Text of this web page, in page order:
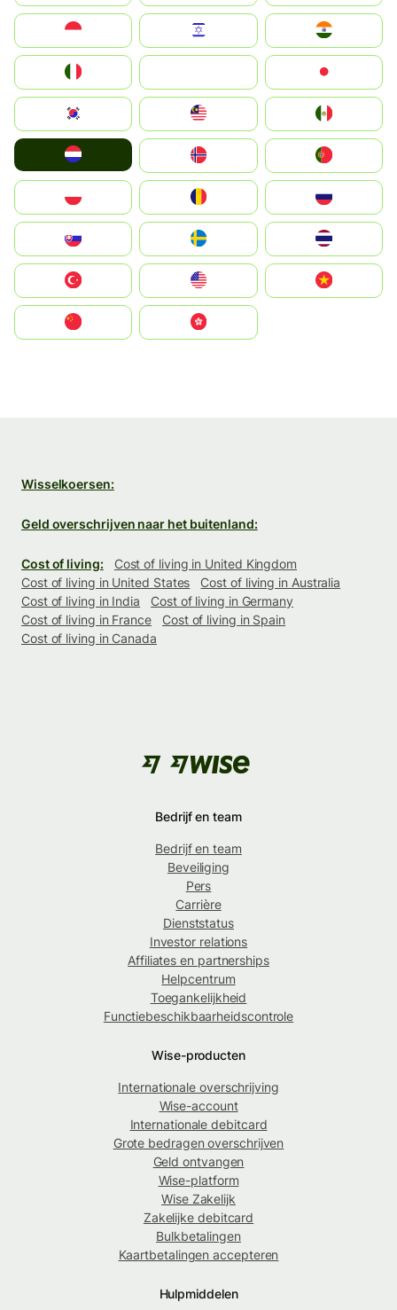
South Korea
United States
中國香港特別行政區
Wisselkoersen:
Geld overschrijven naar het buitenland:
Cost of living:
Cost of living in United Kingdom
Cost of living in United States
Cost of living in Australia
Cost of living in India
Cost of living in Germany
Cost of living in France
Cost of living in Spain
Cost of living in Canada
Bedrijf en team
Bedrijf en team
Beveiliging
Pers
Carrière
Dienststatus
Investor relations
Affiliates en partnerships
Helpcentrum
Toegankelijkheid
Functiebeschikbaarheidscontrole
Wise-producten
Internationale overschrijving
Wise-account
Internationale debitcard
Grote bedragen overschrijven
Geld ontvangen
Wise-platform
Wise Zakelijk
Zakelijke debitcard
Bulkbetalingen
Kaartbetalingen accepteren
Hulpmiddelen